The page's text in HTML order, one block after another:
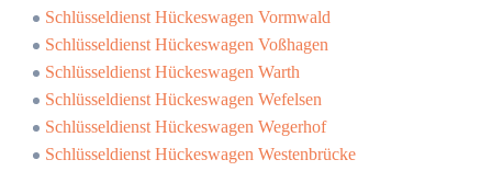
Schlüsseldienst Hückeswagen Vormwald
Schlüsseldienst Hückeswagen Voßhagen
Schlüsseldienst Hückeswagen Warth
Schlüsseldienst Hückeswagen Wefelsen
Schlüsseldienst Hückeswagen Wegerhof
Schlüsseldienst Hückeswagen Westenbrücke